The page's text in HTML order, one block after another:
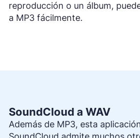
reproducción o un álbum,
a MP3 fácilmente.
SoundCloud a WAV
Además de MP3, esta